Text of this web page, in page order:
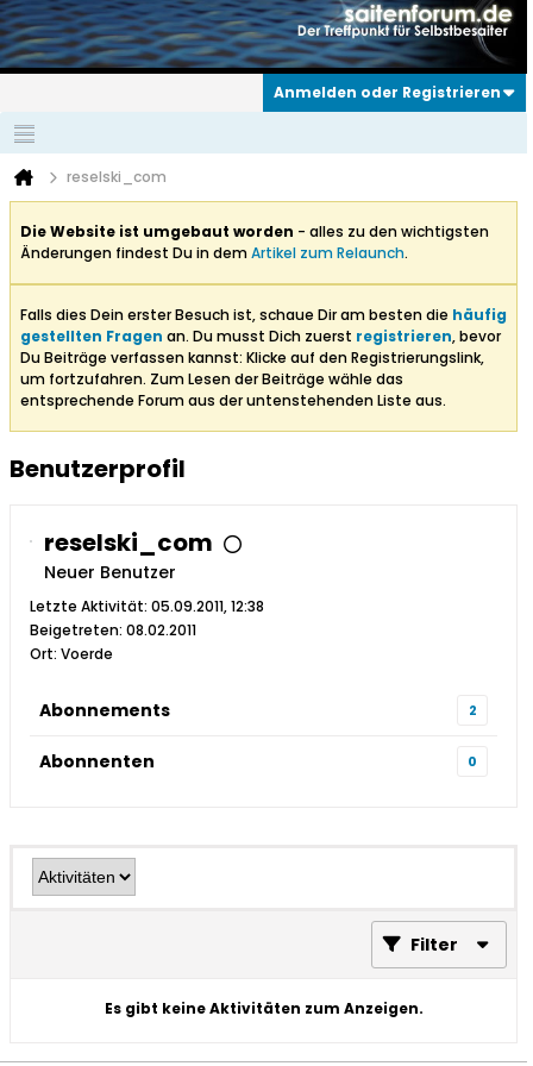
Anmelden oder Registrieren
reselski_com
Die Website ist umgebaut worden - alles zu den wichtigsten
Änderungen findest Du in demArtikel zum Relaunch.
Falls dies Dein erster Besuch ist, schaue Dir am besten die häufig
gestellten Fragen an. Du musst Dich zuerst registrieren, bevor
Du Beiträge verfassen kannst: Klicke auf den Registrierungslink,
um fortzufahren. Zum Lesen der Beiträge wähle das
entsprechende Forum aus der untenstehenden Liste aus.
Benutzerprofil
reselski_com
Neuer Benutzer
Letzte Aktivität: 05.09.2011, 12:38
Beigetreten: 08.02.2011
Ort: Voerde
Abonnements 2
Abonnenten 0
Filter
Es gibt keine Aktivitäten zum Anzeigen.